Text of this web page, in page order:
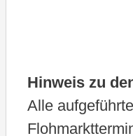
Hinweis zu
Alle